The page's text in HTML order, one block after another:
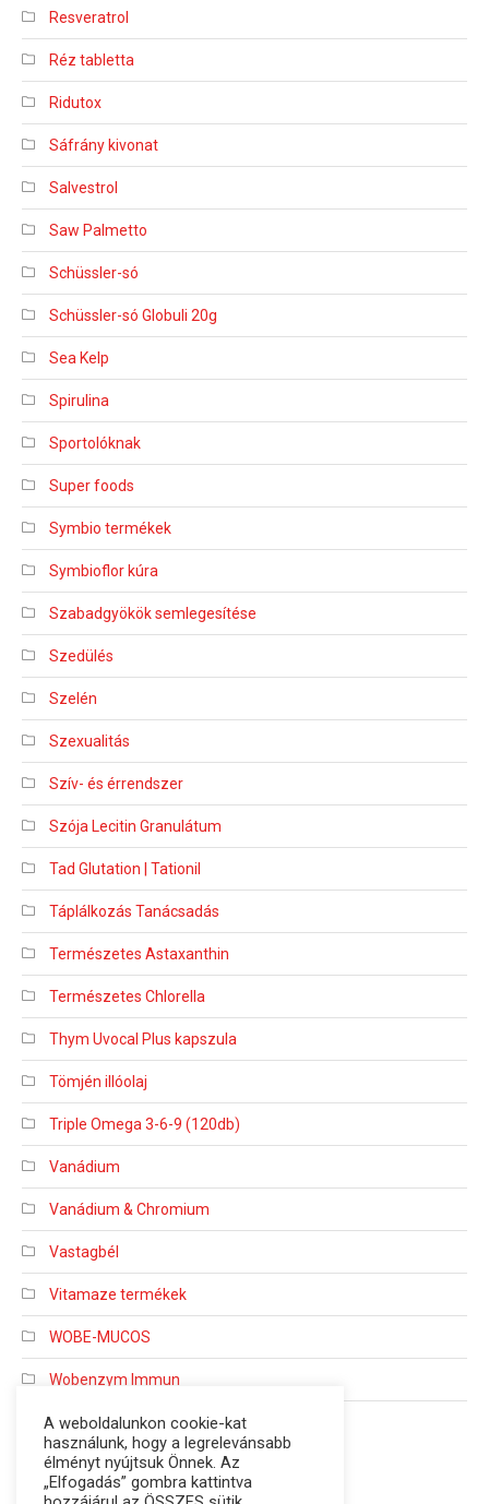
Resveratrol
Réz tabletta
Ridutox
Sáfrány kivonat
Salvestrol
Saw Palmetto
Schüssler-só
Schüssler-só Globuli 20g
Sea Kelp
Spirulina
Sportolóknak
Super foods
Symbio termékek
Symbioflor kúra
Szabadgyökök semlegesítése
Szedülés
Szelén
Szexualitás
Szív- és érrendszer
Szója Lecitin Granulátum
Tad Glutation | Tationil
Táplálkozás Tanácsadás
Természetes Astaxanthin
Természetes Chlorella
Thym Uvocal Plus kapszula
Tömjén illóolaj
Triple Omega 3-6-9 (120db)
Vanádium
Vanádium & Chromium
Vastagbél
Vitamaze termékek
WOBE-MUCOS
Wobenzym Immun
Wobenzyme
A weboldalunkon cookie-kat
használunk, hogy a legrelevánsabb
élményt nyújtsuk Önnek. Az
„Elfogadás” gombra kattintva